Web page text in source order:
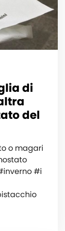
di
del
o magari
#i